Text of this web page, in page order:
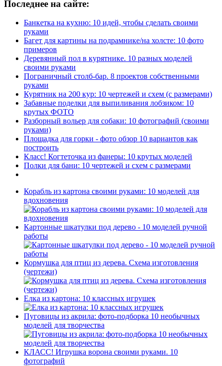
Последнее на сайте:
Банкетка на кухню: 10 идей, чтобы сделать своими
руками
Багет для картины на подрамнике/на холсте: 10 фото
примеров
Деревянный пол в курятнике. 10 разных моделей
своими руками
Пограничный столб-бар. 8 проектов собственными
руками
Курятник на 200 кур: 10 чертежей и схем (с размерами)
Забавные поделки для выпиливания лобзиком: 10
крутых ФОТО
Разборный вольер для собаки: 10 фотографий (своими
руками)
Площадка для горки - фото обзор 10 вариантов как
построить
Класс! Когтеточка из фанеры: 10 крутых моделей
Полки для бани: 10 чертежей и схем с размерами
Корабль из картона своими руками: 10 моделей для
вдохновения
Картонные шкатулки под дерево - 10 моделей ручной
работы
Кормушка для птиц из дерева. Схема изготовления
(чертежи)
Елка из картона: 10 классных игрушек
Пуговицы из акрила: фото-подборка 10 необычных
моделей для творчества
КЛАСС! Игрушка ворона своими руками. 10
фотографий